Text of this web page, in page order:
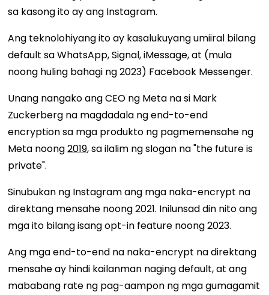
sa kasong ito ay ang Instagram.
Ang teknolohiyang ito ay kasalukuyang umiiral bilang
default sa WhatsApp, Signal, iMessage, at (mula
noong huling bahagi ng 2023) Facebook Messenger.
Unang nangako ang CEO ng Meta na si Mark
Zuckerberg na magdadala ng end-to-end
encryption sa mga produkto ng pagmemensahe ng
Meta noong2019, sa ilalim ng slogan na "the future is
private".
Sinubukan ng Instagram ang mga naka-encrypt na
direktang mensahe noong 2021. Inilunsad din nito ang
mga ito bilang isang opt-in feature noong 2023.
Ang mga end-to-end na naka-encrypt na direktang
mensahe ay hindi kailanman naging default, at ang
mababang rate ng pag-aampon ng mga gumagamit